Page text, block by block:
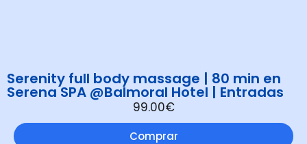
Serenity full body massage | 80 min en
Serena SPA @Balmoral Hotel | Entradas
99.00€
Comprar